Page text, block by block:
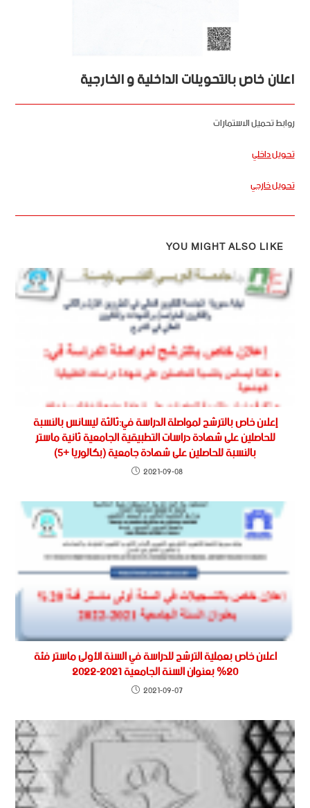
اعلان خاص بالتحويلات الداخلية و الخارجية
روابط تحميل الاستمارات
تحويل داخلي
تحويل خارجي
YOU MIGHT ALSO LIKE
إعلان خاص بالترشح لمواصلة الدراسة في:ثالثة ليسانس بالنسبة
للحاصلين على شهادة دراسات التطبيقية الجامعية ثانية ماستر
بالنسبة للحاصلين على شهادة جامعية (بكالوريا +5)
2021-09-08
اعلان خاص بعملية الترشح للدراسة في السنة الأولى ماستر فئة
20% بعنوان السنة الجامعية 2021-2022
2021-09-07